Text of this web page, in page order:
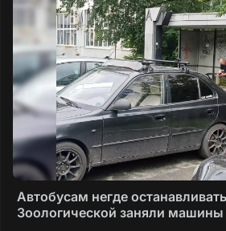
Автобусам негде
Зоологической заняли машины